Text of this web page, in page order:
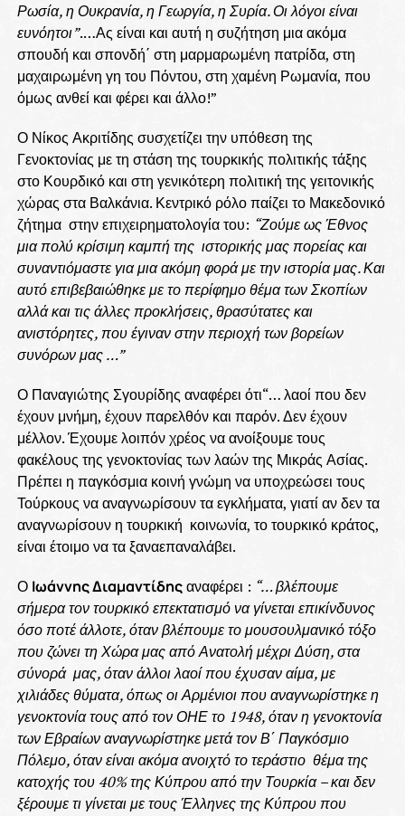
Ρωσία, η Ουκρανία, η Γεωργία, η Συρία. Οι λόγοι είναι
ευνόητοι”.…Ας είναι και αυτή η συζήτηση μια ακόμα
σπουδή και σπονδή΄ στη μαρμαρωμένη πατρίδα, στη
μαχαιρωμένη γη του Πόντου, στη χαμένη Ρωμανία, που
όμως ανθεί και φέρει και άλλο!”
Ο Νίκος Ακριτίδης συσχετίζει την υπόθεση της
Γενοκτονίας με τη στάση της τουρκικής πολιτικής τάξης
στο Κουρδικό και στη γενικότερη πολιτική της γειτονικής
χώρας στα Βαλκάνια. Κεντρικό ρόλο παίζει το Μακεδονικό
ζήτημα στην επιχειρηματολογία του: “Ζούμε ως Έθνος
μια πολύ κρίσιμη καμπή της ιστορικής μας πορείας και
συναντιόμαστε για μια ακόμη φορά με την ιστορία μας. Και
αυτό επιβεβαιώθηκε με το περίφημο θέμα των Σκοπίων
αλλά και τις άλλες προκλήσεις, θρασύτατες και
ανιστόρητες, που έγιναν στην περιοχή των βορείων
συνόρων μας …”
Ο Παναγιώτης Σγουρίδης αναφέρει ότι“… λαοί που δεν
έχουν μνήμη, έχουν παρελθόν και παρόν. Δεν έχουν
μέλλον. Έχουμε λοιπόν χρέος να ανοίξουμε τους
φακέλους της γενοκτονίας των λαών της Μικράς Ασίας.
Πρέπει η παγκόσμια κοινή γνώμη να υποχρεώσει τους
Τούρκους να αναγνωρίσουν τα εγκλήματα, γιατί αν δεν τα
αναγνωρίσουν η τουρκική κοινωνία, το τουρκικό κράτος,
είναι έτοιμο να τα ξαναεπαναλάβει.
Ο Ιωάννης Διαμαντίδηςαναφέρει : “… βλέπουμε
σήμερα τον τουρκικό επεκτατισμό να γίνεται επικίνδυνος
όσο ποτέ άλλοτε, όταν βλέπουμε το μουσουλμανικό τόξο
που ζώνει τη Χώρα μας από Ανατολή μέχρι Δύση, στα
σύνορά μας, όταν άλλοι λαοί που έχυσαν αίμα, με
χιλιάδες θύματα, όπως οι Αρμένιοι που αναγνωρίστηκε η
γενοκτονία τους από τον ΟΗΕ το 1948, όταν η γενοκτονία
των Εβραίων αναγνωρίστηκε μετά τον Β΄ Παγκόσμιο
Πόλεμο, όταν είναι ακόμα ανοιχτό το τεράστιο θέμα της
κατοχής του 40% της Κύπρου από την Τουρκία – και δεν
ξέρουμε τι γίνεται με τους Έλληνες της Κύπρου που